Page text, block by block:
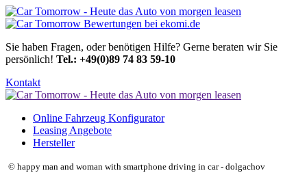
Sie haben Fragen, oder benötigen Hilfe? Gerne beraten wir Sie
persönlich! Tel.: +49(0)89 74 83 59-10
Kontakt
Online Fahrzeug Konfigurator
Leasing Angebote
Hersteller
© happy man and woman with smartphone driving in car - dolgachov